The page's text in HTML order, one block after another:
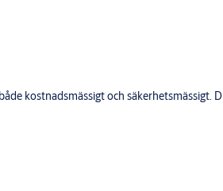
kostnadsmässigt och säkerhetsmässigt.